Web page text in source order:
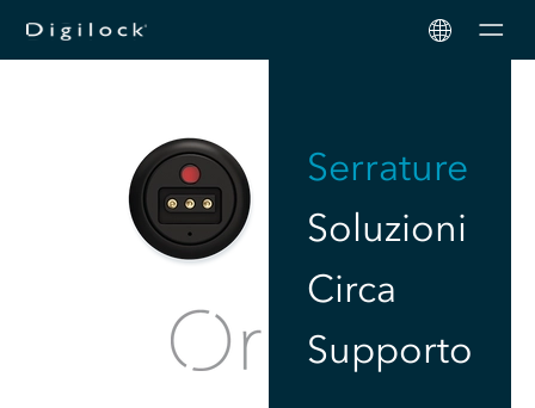
Serrature
Soluzioni
Circa
Supporto